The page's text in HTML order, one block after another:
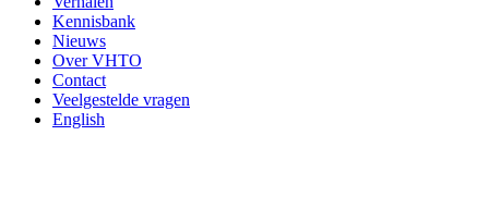
Kennisbank
Nieuws
Over VHTO
Contact
Veelgestelde vragen
English